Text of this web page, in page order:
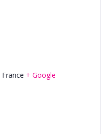
France + Google